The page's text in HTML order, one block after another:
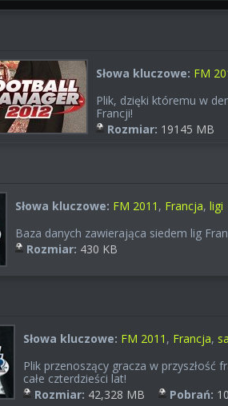
Słowa kluczowe: FM
Plik, dzięki któremu w
Francji!
Rozmiar: 19145 MB
Słowa kluczowe: FM 2011 , Francja, ligi
Baza danych zawierająca siedem lig
Rozmiar: 430 KB
Słowa kluczowe: FM 2011 , Francja,
Plik przenoszący gracza w przyszłość
całe czterdzieści lat!
Rozmiar: 42,328 MB Pobrań: